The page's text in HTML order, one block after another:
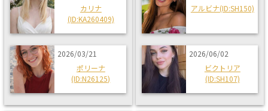
カリナ
(ID:KA260409)
2026/03/21
ポリーナ
(ID:N26125)
アルビナ(ID:SH150)
2026/06/02
ビクトリア
(ID:SH107)